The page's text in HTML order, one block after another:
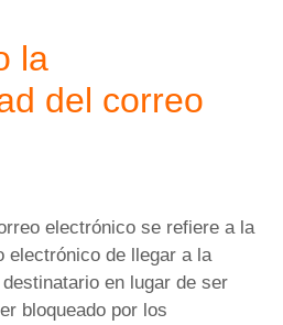
la
del correo
electrónico se refiere a la
electrónico de llegar a la
en lugar de ser
bloqueado por los